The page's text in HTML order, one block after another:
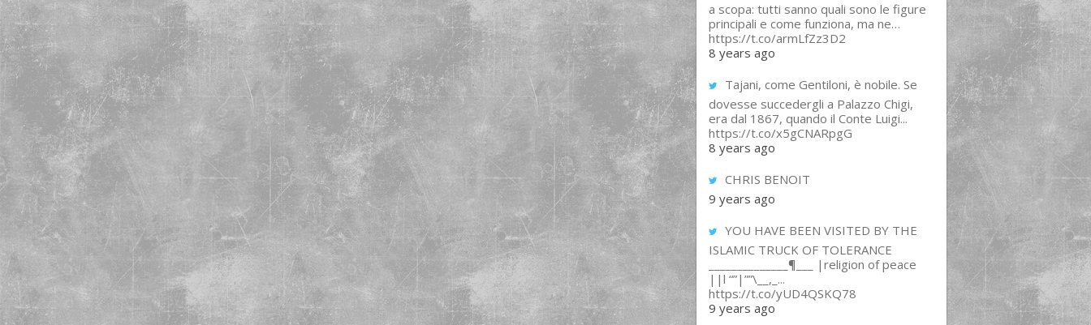
a scopa: tutti sanno quali sono le figure
principali e come funziona, ma ne…
https://t.co/armLfZz3D2
8 years ago
Tajani, come Gentiloni, è nobile. Se
dovesse succedergli a Palazzo Chigi,
era dal 1867, quando il Conte Luigi...
https://t.co/x5gCNARpgG
8 years ago
CHRIS BENOIT
9 years ago
YOU HAVE BEEN VISITED BY THE
ISLAMIC TRUCK OF TOLERANCE
______________¶___ |religion of peace
||l “”|””\__,_...
https://t.co/yUD4QSKQ78
9 years ago